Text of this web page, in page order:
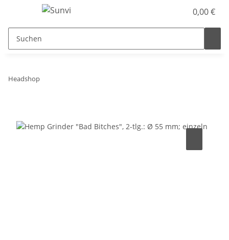
0,00 €
Headshop